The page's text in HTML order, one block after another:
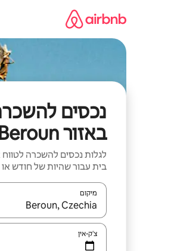
נכסים
באזור Beroun
לגלות נכסים להשכרה
בית עבור שהיות של חודש או
מיקום
כאשר התוצאות יהיו
צ'ק-אין